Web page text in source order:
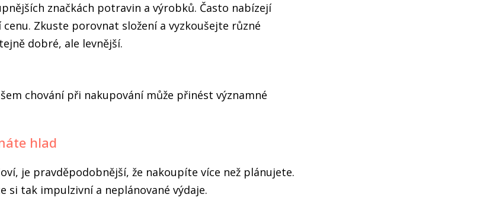
značkách potravin a výrobků. Často nabízejí
Zkuste porovnat složení a vyzkoušejte různé
dobré, ale levnější.
chování při nakupování může přinést významné
hlad
je pravděpodobnější, že nakoupíte více než plánujete.
si tak impulzivní a neplánované výdaje.